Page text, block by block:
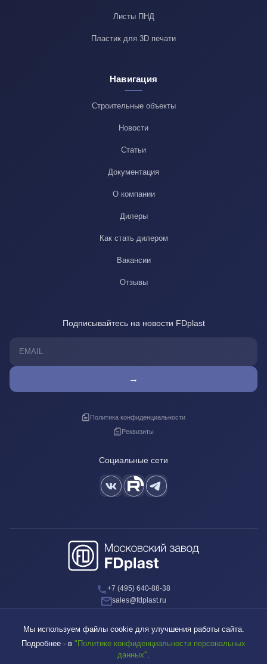
Листы ПНД
Пластик для 3D печати
Навигация
Строительные объекты
Новости
Статьи
Документация
О компании
Дилеры
Как стать дилером
Вакансии
Отзывы
Подписывайтесь на новости FDplast
→
Политика конфиденциальности
Реквизиты
Социальные сети
+7 (495) 640-88-38
sales@fdplast.ru
Мы используем файлы cookie для улучшения работы сайта.
Подробнее - в "Политике конфиденциальности персональных
данных".